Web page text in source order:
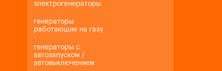
электрогенераторы
генераторы
работающие на газу
генераторы с
автозапуском /
автовыключением